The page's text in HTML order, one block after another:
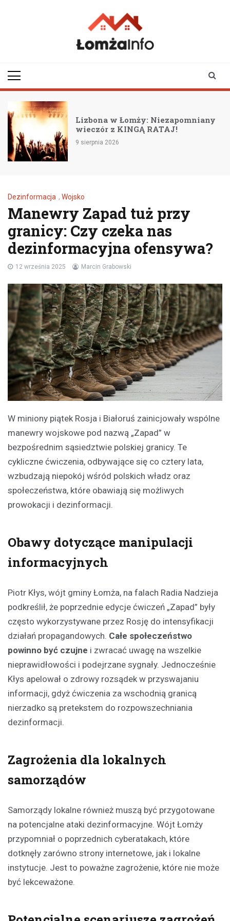
Lizbona w Łomży: Niezapomniany
wieczór z KINGĄ RATAJ!
9 sierpnia 2026
Dezinformacja , Wojsko
Manewry Zapad tuż przy
granicy: Czy czeka nas
dezinformacyjna ofensywa?
12 września 2025 Marcin Grabowski
W miniony piątek Rosja i Białoruś zainicjowały wspólne
manewry wojskowe pod nazwą „Zapad” w
bezpośrednim sąsiedztwie polskiej granicy. Te
cykliczne ćwiczenia, odbywające się co cztery lata,
wzbudzają niepokój wśród polskich władz oraz
społeczeństwa, które obawiają się możliwych
prowokacji i dezinformacji.
Obawy dotyczące manipulacji
informacyjnych
Piotr Kłys, wójt gminy Łomża, na falach Radia Nadzieja
podkreślił, że poprzednie edycje ćwiczeń „Zapad” były
często wykorzystywane przez Rosję do intensyfikacji
działań propagandowych. Całe społeczeństwo
powinno być czujne i zwracać uwagę na wszelkie
nieprawidłowości i podejrzane sygnały. Jednocześnie
Kłys apelował o zdrowy rozsądek w przyswajaniu
informacji, gdyż ćwiczenia za wschodnią granicą
nierzadko są pretekstem do rozpowszechniania
dezinformacji.
Zagrożenia dla lokalnych
samorządów
Samorządy lokalne również muszą być przygotowane
na potencjalne ataki dezinformacyjne. Wójt Łomży
przypomniał o poprzednich cyberatakach, które
dotknęły zarówno strony internetowe, jak i lokalne
instytucje. Jest to poważne zagrożenie, które nie może
być lekceważone.